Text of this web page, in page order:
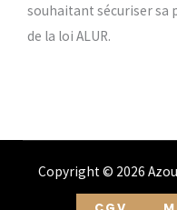
souhaitant sécuriser sa
de la loi ALUR.
Copyright © 2026